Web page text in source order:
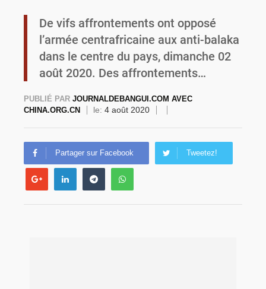
Commémoration du 4 août : Ibrahim Traoré appelle à une mobilisation totale pour la souveraineté nationale
De vifs affrontements ont opposé
l’armée centrafricaine aux anti-balaka
dans le centre du pays, dimanche 02
août 2020. Des affrontements…
PUBLIÉ PAR JOURNALDEBANGUI.COM AVEC
CHINA.ORG.CN
le: 4 août 2020
Partager sur Facebook Tweetez!